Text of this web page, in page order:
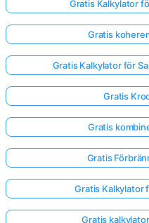
Gratis Kalkylator
Gratis
Gratis Kalkylator för
Gratis
Gratis
Gratis
Gratis Kalkylator
Gratis